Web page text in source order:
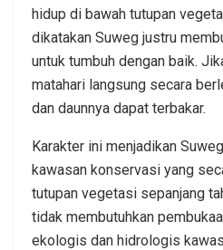
hidup di bawah tutupan
dikatakan Suweg justru
untuk tumbuh dengan baik.
matahari langsung secara
dan daunnya dapat terbakar.
Karakter ini menjadikan
kawasan konservasi yang
tutupan vegetasi sepanjang
tidak membutuhkan
ekologis dan hidrologis